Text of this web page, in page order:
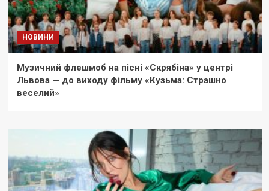
НОВИНИ
Музичний флешмоб на пісні «Скрябіна» у центрі
Львова — до виходу фільму «Кузьма: Страшно
веселий»